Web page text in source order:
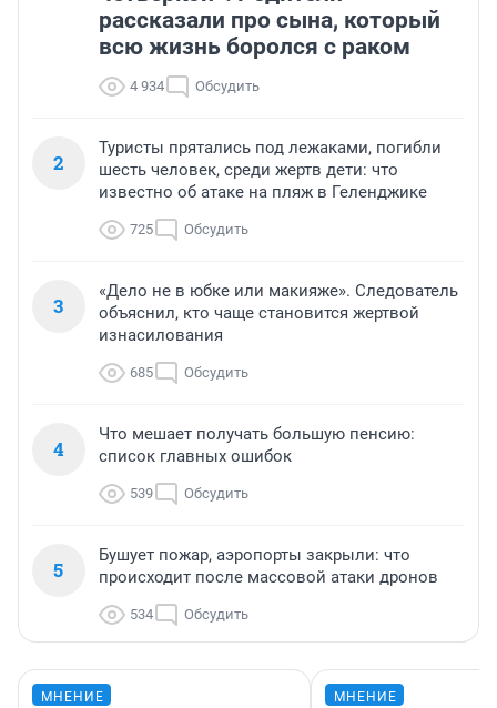
рассказали про сына, который
всю жизнь боролся с раком
4 934 Обсудить
2
Туристы прятались под лежаками, погибли
шесть человек, среди жертв дети: что
известно об атаке на пляж в Геленджике
725 Обсудить
3
«Дело не в юбке или макияже». Следователь
объяснил, кто чаще становится жертвой
изнасилования
685 Обсудить
4
Что мешает получать большую пенсию:
список главных ошибок
539 Обсудить
5
Бушует пожар, аэропорты закрыли: что
происходит после массовой атаки дронов
534 Обсудить
МНЕНИЕ МНЕНИЕ